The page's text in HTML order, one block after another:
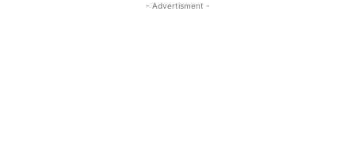
- Advertisment -